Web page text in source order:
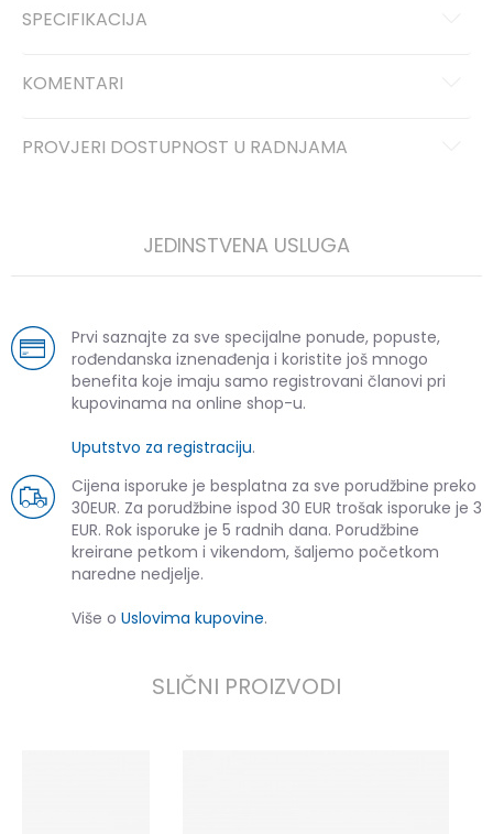
SPECIFIKACIJA
KOMENTARI
PROVJERI DOSTUPNOST U RADNJAMA
JEDINSTVENA USLUGA
Prvi saznajte za sve specijalne ponude, popuste,
rođendanska iznenađenja i koristite još mnogo
benefita koje imaju samo registrovani članovi pri
kupovinama na online shop-u.
Uputstvo za registraciju.
Cijena isporuke je besplatna za sve porudžbine preko
30EUR. Za porudžbine ispod 30 EUR trošak isporuke je 3
EUR. Rok isporuke je 5 radnih dana. Porudžbine
kreirane petkom i vikendom, šaljemo početkom
naredne nedjelje.
Više o Uslovima kupovine.
SLIČNI PROIZVODI